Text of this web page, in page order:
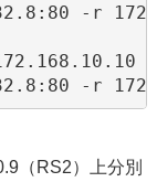
-r
-r
（RS2）上分別